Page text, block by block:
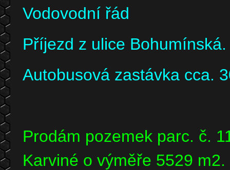
Vodovodní řád
Příjezd z ulice Bohumínská.
Autobusová zastávka cca.
Prodám pozemek parc. č.
Karviné o výměře 5529 m2.